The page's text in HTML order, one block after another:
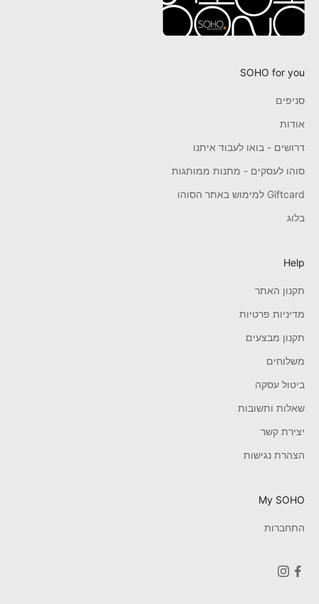
SOHO for you
סניפים
אודות
דרושים - בואו לעבוד איתנו
סוהו לעסקים - מתנות ממותגות
Giftcard למימוש באתר הסוהו
בלוג
Help
תקנון האתר
מדיניות פרטיות
תקנון מבצעים
משלוחים
ביטול עסקה
שאלות ותשובות
יצירת קשר
הצהרת נגישות
My SOHO
התחברות